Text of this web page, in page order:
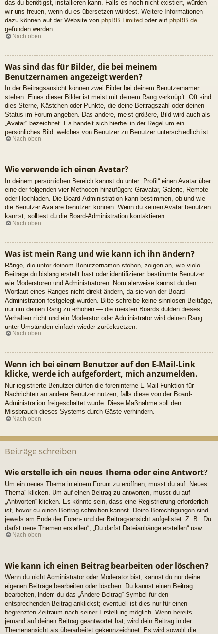
das du benötigst, installieren kann. Falls es noch nicht existiert, würden
wir uns freuen, wenn du es übersetzen würdest. Weitere Informationen
dazu können auf der Website von phpBB Limited oder auf phpBB.de
gefunden werden.
Nach oben
Was sind das für Bilder, die bei meinem
Benutzernamen angezeigt werden?
In der Beitragsansicht können zwei Bilder bei deinem Benutzernamen
stehen. Eines dieser Bilder ist meist mit deinem Rang verknüpft: Oft sind
dies Sterne, Kästchen oder Punkte, die deine Beitragszahl oder deinen
Status im Forum angeben. Das andere, meist größere, Bild wird auch als
„Avatar“ bezeichnet. Es handelt sich hierbei in der Regel um ein
persönliches Bild, welches von Benutzer zu Benutzer unterschiedlich ist.
Nach oben
Wie verwende ich einen Avatar?
In deinem persönlichen Bereich kannst du unter „Profil“ einen Avatar über
eine der folgenden vier Methoden hinzufügen: Gravatar, Galerie, Remote
oder Hochladen. Die Board-Administration kann bestimmen, ob und wie
die Benutzer Avatare benutzen können. Wenn du keinen Avatar benutzen
kannst, solltest du die Board-Administration kontaktieren.
Nach oben
Was ist mein Rang und wie kann ich ihn ändern?
Ränge, die unter deinem Benutzernamen stehen, zeigen an, wie viele
Beiträge du bislang erstellt hast oder identifizieren bestimmte Benutzer
wie Moderatoren und Administratoren. Normalerweise kannst du den
Wortlaut eines Ranges nicht direkt ändern, da sie von der Board-
Administration festgelegt wurden. Bitte schreibe keine sinnlosen Beiträge,
nur um deinen Rang zu erhöhen — die meisten Boards dulden dieses
Verhalten nicht und ein Moderator oder Administrator wird deinen Rang
unter Umständen einfach wieder zurücksetzen.
Nach oben
Wenn ich bei einem Benutzer auf den E-Mail-Link
klicke, werde ich aufgefordert, mich anzumelden.
Nur registrierte Benutzer dürfen die foreninterne E-Mail-Funktion für
Nachrichten an andere Benutzer nutzen, falls diese von der Board-
Administration freigeschaltet wurde. Diese Maßnahme soll den
Missbrauch dieses Systems durch Gäste verhindern.
Nach oben
Beiträge schreiben
Wie erstelle ich ein neues Thema oder eine Antwort?
Um ein neues Thema in einem Forum zu eröffnen, musst du auf „Neues
Thema“ klicken. Um auf einen Beitrag zu antworten, musst du auf
„Antworten“ klicken. Es könnte sein, dass eine Registrierung erforderlich
ist, bevor du einen Beitrag schreiben kannst. Deine Berechtigungen sind
jeweils am Ende der Foren- und der Beitragsansicht aufgelistet. Z. B. „Du
darfst neue Themen erstellen“, „Du darfst Dateianhänge erstellen“ usw.
Nach oben
Wie kann ich einen Beitrag bearbeiten oder löschen?
Wenn du nicht Administrator oder Moderator bist, kannst du nur deine
eigenen Beiträge bearbeiten oder löschen. Du kannst einen Beitrag
bearbeiten, indem du das „Ändere Beitrag“-Symbol für den
entsprechenden Beitrag anklickst; eventuell ist dies nur für einen
begrenzten Zeitraum nach seiner Erstellung möglich. Wenn bereits
jemand auf deinen Beitrag geantwortet hat, wird dein Beitrag in der
Themenansicht als überarbeitet gekennzeichnet. Es wird sowohl die